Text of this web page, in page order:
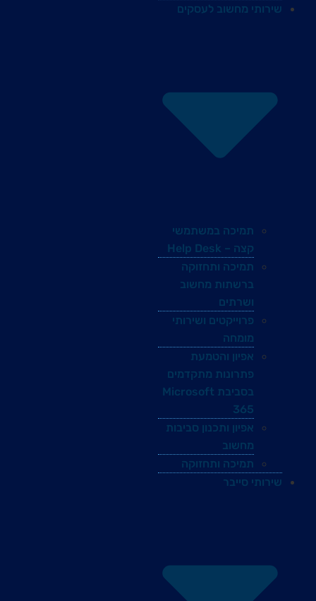
שירותי מחשוב לעסקים
תמיכה במשתמשי
קצה – Help Desk
תמיכה ותחזוקה
ברשתות מחשוב
ושרתים
פרוייקטים ושירותי
מומחה
אפיון והטמעת
פתרונות מתקדמים
בסביבת Microsoft
365
אפיון ותכנון סביבות
מחשוב
תמיכה ותחזוקה
שירותי סייבר